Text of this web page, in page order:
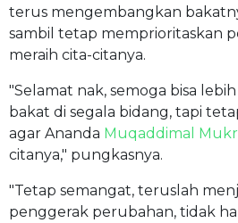
terus mengembangkan
sambil tetap memprioritaskan
meraih cita-citanya.
"Selamat nak, semoga bisa
bakat di segala bidang, tapi
agar Ananda Muqaddimal
citanya," pungkasnya.
"Tetap semangat, teruslah
penggerak perubahan, tidak